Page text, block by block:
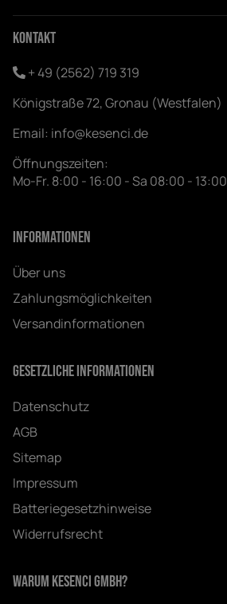
Kontakt
+ 49 (2562) 719 319
Königstraße 72, Gronau (Westfalen)
Email: info@kesenci.de
Öffnungszeiten:
Mo-Fr. 8:00 - 16:00 - Sa 08:00 - 13:00
Informationen
Über uns
Zahlungsmöglichkeiten
Versandinformationen
Gesetzliche Informationen
Datenschutz
AGB
Sitemap
Impressum
Batteriegesetzhinweise
Widerrufsrecht
Warum Kesenci GmbH?